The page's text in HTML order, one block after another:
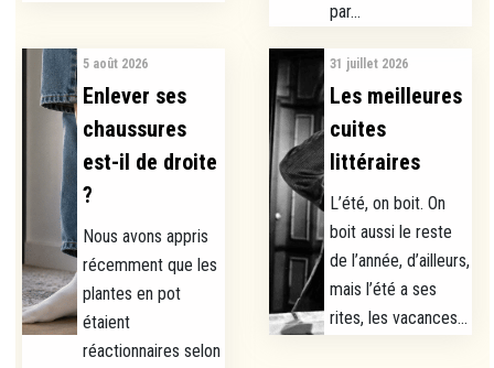
par...
5 août 2026
Enlever ses
chaussures
est-il de droite
?
Nous avons appris
récemment que les
plantes en pot
étaient
réactionnaires selon
31 juillet 2026
Les meilleures
cuites
littéraires
L’été, on boit. On
boit aussi le reste
de l’année, d’ailleurs,
mais l’été a ses
rites, les vacances...